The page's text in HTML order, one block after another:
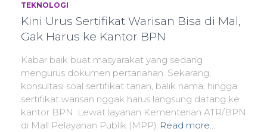
TEKNOLOGI
Kini Urus Sertifikat Warisan Bisa di Mal,
Gak Harus ke Kantor BPN
Kabar baik buat masyarakat yang sedang
mengurus dokumen pertanahan. Sekarang,
konsultasi soal sertifikat tanah, balik nama, hingga
sertifikat warisan nggak harus langsung datang ke
kantor BPN. Lewat layanan Kementerian ATR/BPN
di Mall Pelayanan Publik (MPP) Read more…